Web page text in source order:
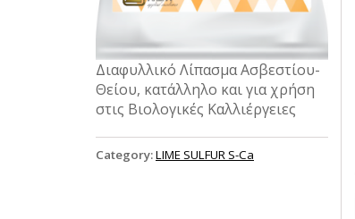
Διαφυλλικό Λίπασμα Ασβεστίου-
Θείου, κατάλληλο και για χρήση
στις Βιολογικές Καλλιέργειες
Category:LIME SULFUR S-Ca